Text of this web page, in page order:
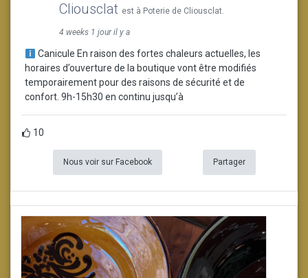
Cliousclat est à Poterie de Cliousclat.
4 weeks 1 jour il y a
Canicule En raison des fortes chaleurs actuelles, les
horaires d’ouverture de la boutique vont être modifiés
temporairement pour des raisons de sécurité et de
confort. 9h-15h30 en continu jusqu’à
10
Nous voir sur Facebook Partager